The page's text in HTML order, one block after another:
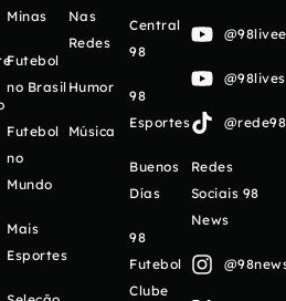
Minas
Futebol
no Brasil
Futebol
no
Mundo
Mais
Esportes
Nas
Redes
Humor
Música
Central
98
98
Esportes
Buenos
Días
98
Futebol
Clube
Redes
Sociais 98
News